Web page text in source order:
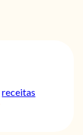
receitas